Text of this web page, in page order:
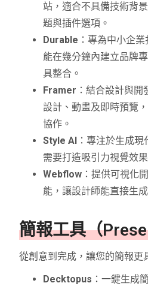
站，適合不具備技術背
題與插件選項。
Durable ：專為中小企
能在幾分鐘內建立品牌
具整合。
Framer ：結合設計與
設計、動畫及即時預覽
協作。
Style AI ：專注於生成
需要打造吸引力視覺效
Webflow ：提供可視化
能，讓設計師能直接生
簡報工具（
從創意到完成，讓您的簡報更
Decktopus ：一鍵生成